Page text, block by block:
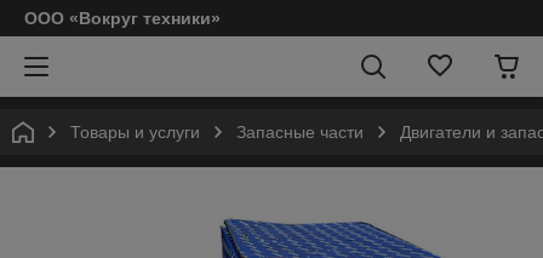
ООО «Вокруг техники»
Товары и услуги Запасные части Двигатели и